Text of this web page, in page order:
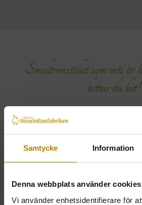
Samtycke Information
Denna webbplats använder cookies
Vi använder enhetsidentifierare för
Smultronstället som inte är
hittar du hit!